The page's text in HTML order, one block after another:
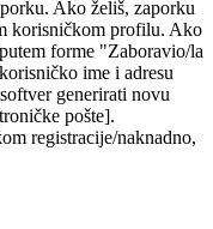
Ako želiš, zaporku
korisničkom profilu. Ako
forme "Zaboravio/la
ime i adresu
generirati novu
pošte].
registracije/naknadno,